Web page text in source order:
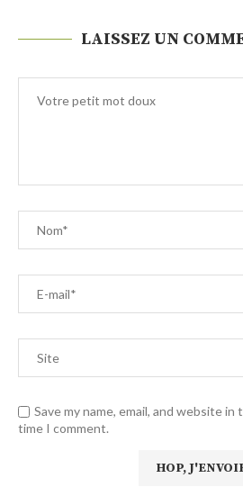
LAISSEZ UN
Save my name, email, and website
time I comment.